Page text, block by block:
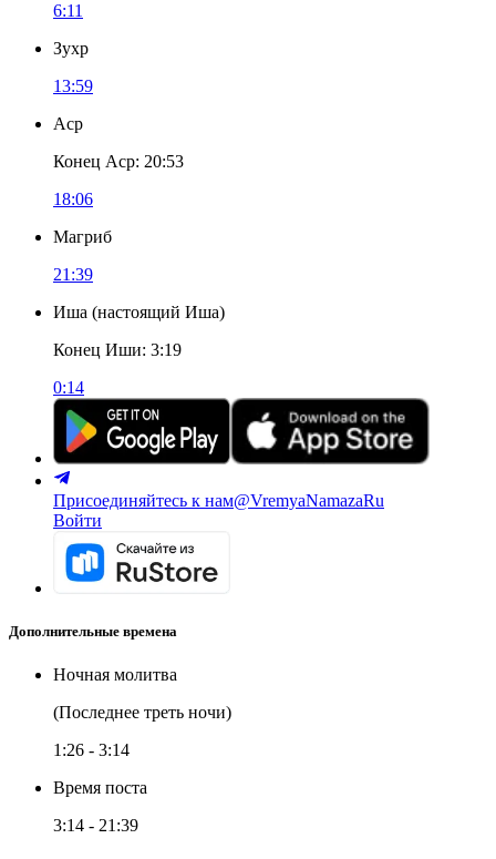
6:11
Зухр
13:59
Аср
Конец Аср: 20:53
18:06
Магриб
21:39
Иша (настоящий Иша)
Конец Иши: 3:19
0:14
Присоединяйтесь к нам@VremyaNamazaRu
Войти
Дополнительные времена
Ночная молитва
(Последнее треть ночи)
1:26 - 3:14
Время поста
3:14 - 21:39